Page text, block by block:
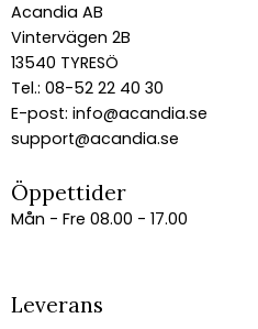
Acandia AB
Vintervägen 2B
13540 TYRESÖ
Tel.: 08-52 22 40 30
E-post: info@acandia.se
support@acandia.se
Öppettider
Mån - Fre 08.00 - 17.00
Leverans